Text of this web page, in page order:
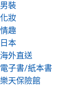
男裝
化妝
情趣
日本
海外直送
電子書/紙本書
樂天保險館